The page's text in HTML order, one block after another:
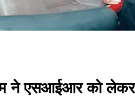
ने एसआईआर को